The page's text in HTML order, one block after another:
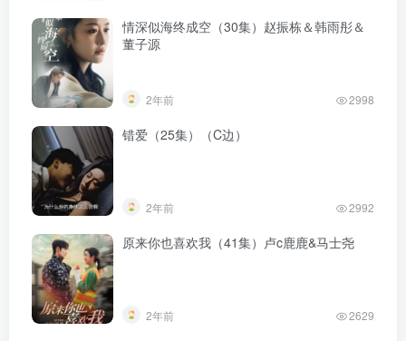
情深似海终成空（30集）赵振栋＆韩雨彤＆
董子源
2年前 2998
错爱（25集）（C边）
2年前 2992
原来你也喜欢我（41集）卢c鹿鹿&马士尧
2年前 2629